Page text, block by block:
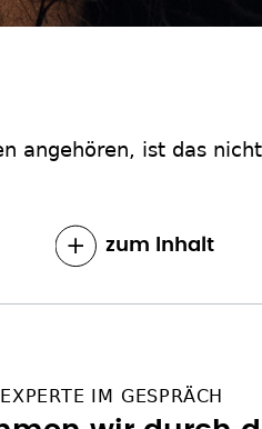
angehören, ist das
zum Inhalt
IM GESPRÄCH